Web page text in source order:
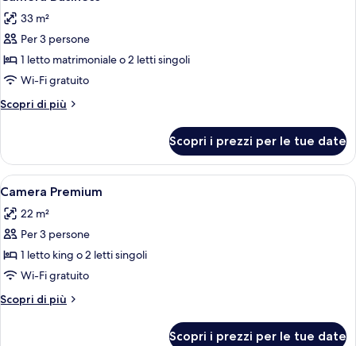
tutte
le
foto
per
Camera
Business
33 m²
Per 3 persone
1 letto matrimoniale o 2 letti singoli
Wi-Fi gratuito
Scopri di più
Altri
Business
Scopri i prezzi per le tue date
Apri
tutte
le
foto
per
Camera
Premium
Una camera d'albergo con un letto,
17
Camera Premium
22 m²
Per 3 persone
1 letto king o 2 letti singoli
Wi-Fi gratuito
Scopri di più
Altri
Scopri i prezzi per le tue date